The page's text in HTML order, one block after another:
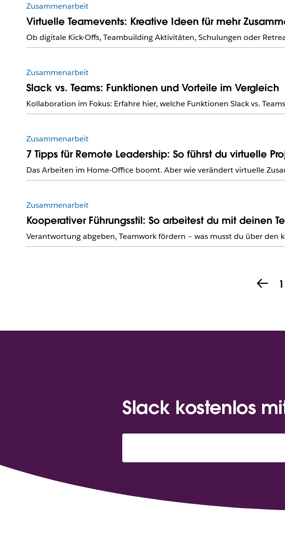
Zusammenarbeit
Virtuelle Teamevents: Kreative Ideen für mehr
Ob digitale Kick-Offs, Teambuilding Aktivitäten, Schulungen oder
Zusammenarbeit
Slack vs. Teams: Funktionen und Vorteile im Vergleich
Kollaboration im Fokus: Erfahre hier, welche Funktionen Slack vs.
Zusammenarbeit
7 Tipps für Remote Leadership: So führst du virtuelle
Das Arbeiten im Home-Office boomt. Aber wie verändert virtuelle
Zusammenarbeit
Kooperativer Führungsstil: So arbeitest du mit deinen
Verantwortung abgeben, Teamwork fördern – was musst du über den
1
Slack kostenlos